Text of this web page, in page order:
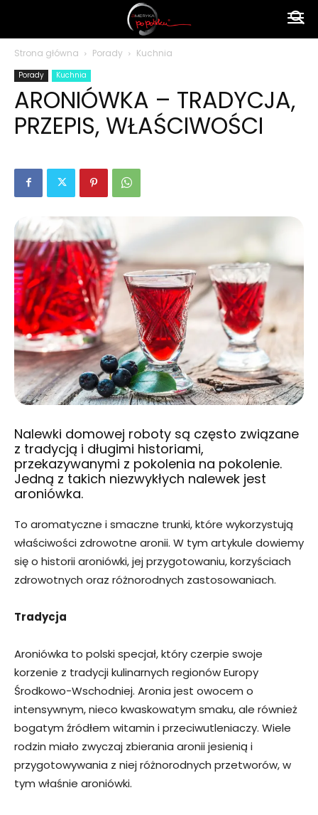
Strona główna Porady Kuchnia
Porady Kuchnia
ARONIÓWKA – TRADYCJA,
PRZEPIS, WŁAŚCIWOŚCI
Nalewki domowej roboty są często związane
z tradycją i długimi historiami,
przekazywanymi z pokolenia na pokolenie.
Jedną z takich niezwykłych nalewek jest
aroniówka.
To aromatyczne i smaczne trunki, które wykorzystują
właściwości zdrowotne aronii. W tym artykule dowiemy
się o historii aroniówki, jej przygotowaniu, korzyściach
zdrowotnych oraz różnorodnych zastosowaniach.
Tradycja
Aroniówka to polski specjał, który czerpie swoje
korzenie z tradycji kulinarnych regionów Europy
Środkowo-Wschodniej. Aronia jest owocem o
intensywnym, nieco kwaskowatym smaku, ale również
bogatym źródłem witamin i przeciwutleniaczy. Wiele
rodzin miało zwyczaj zbierania aronii jesienią i
przygotowywania z niej różnorodnych przetworów, w
tym właśnie aroniówki.